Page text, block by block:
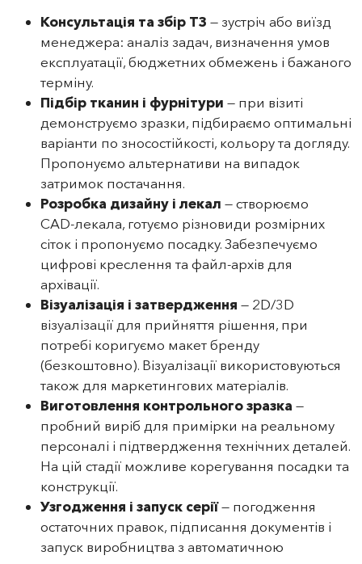
Консультація та збір ТЗ — зустріч або виїзд
менеджера: аналіз задач, визначення умов
експлуатації, бюджетних обмежень і бажаного
терміну.
Підбір тканин і фурнітури — при візиті
демонструємо зразки, підбираємо оптимальні
варіанти по зносостійкості, кольору та догляду.
Пропонуємо альтернативи на випадок
затримок постачання.
Розробка дизайну і лекал — створюємо
CAD‑лекала, готуємо різновиди розмірних
сіток і пропонуємо посадку. Забезпечуємо
цифрові креслення та файл‑архів для
архівації.
Візуалізація і затвердження — 2D/3D
візуалізації для прийняття рішення, при
потребі коригуємо макет бренду
(безкоштовно). Візуалізації використовуються
також для маркетингових матеріалів.
Виготовлення контрольного зразка —
пробний виріб для примірки на реальному
персоналі і підтвердження технічних деталей.
На цій стадії можливе корегування посадки та
конструкції.
Узгодження і запуск серії— погодження
остаточних правок, підписання документів і
запуск виробництва з автоматичною